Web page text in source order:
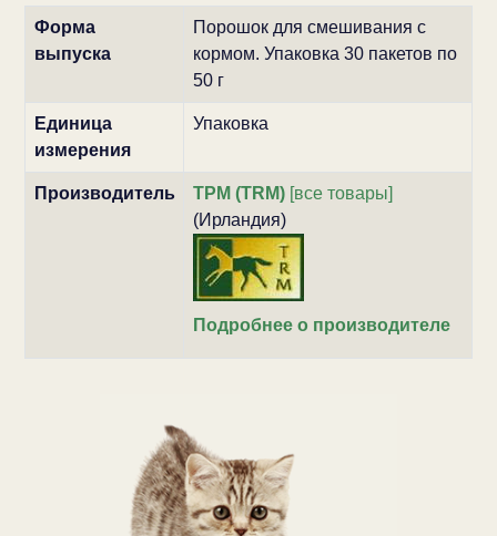
Форма
выпуска
Порошок для смешивания с
кормом. Упаковка 30 пакетов по
50 г
Единица
измерения
Упаковка
Производитель ТРМ (TRM)[все товары]
(Ирландия)
Подробнее о производителе